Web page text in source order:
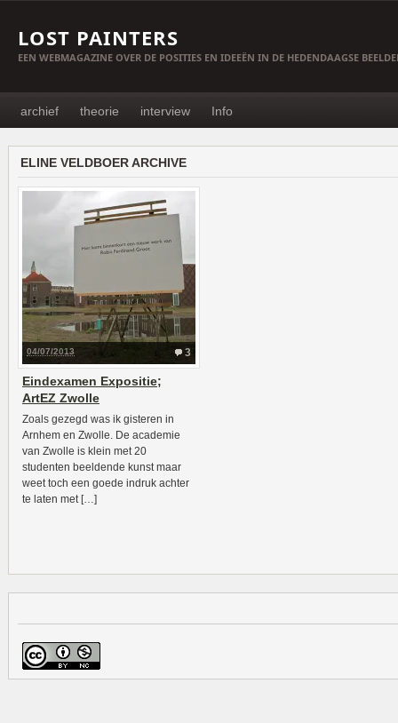
LOST PAINTERS
EEN WEBMAGAZINE OVER DE POSITIES EN IDEEËN IN DE HEDENDAAGSE
archief theorie interview Info
ELINE VELDBOER ARCHIVE
3
04/07/2013
Eindexamen Expositie;
ArtEZ Zwolle
Zoals gezegd was ik gisteren in
Arnhem en Zwolle. De academie
van Zwolle is klein met 20
studenten beeldende kunst maar
weet toch een goede indruk achter
te laten met […]